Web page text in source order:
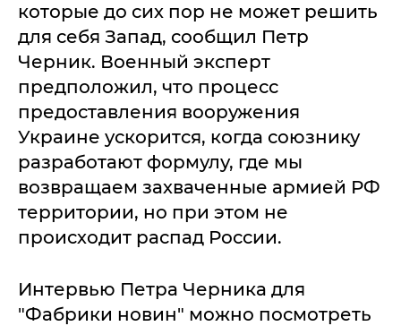
которые до сих пор не может решить
для себя Запад, сообщил Петр
Черник. Военный эксперт
предположил, что процесс
предоставления вооружения
Украине ускорится, когда союзнику
разработают формулу, где мы
возвращаем захваченные армией РФ
территории, но при этом не
происходит распад России.
Интервью Петра Черника для
"Фабрики новин" можно посмотреть